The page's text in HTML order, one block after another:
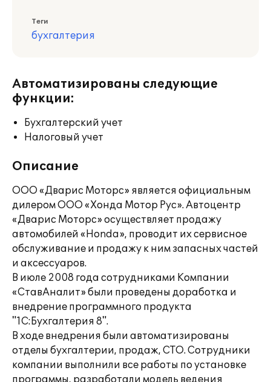
Теги
бухгалтерия
Автоматизированы следующие
функции:
Бухгалтерский учет
Налоговый учет
Описание
ООО «Дварис Моторс» является официальным
дилером ООО «Хонда Мотор Рус». Автоцентр
«Дварис Моторс» осуществляет продажу
автомобилей «Honda», проводит их сервисное
обслуживание и продажу к ним запасных частей
и аксессуаров.
В июле 2008 года сотрудниками Компании
«СтавАналит» были проведены доработка и
внедрение программного продукта
"1С:Бухгалтерия 8".
В ходе внедрения были автоматизированы
отделы бухгалтерии, продаж, СТО. Сотрудники
компании выполнили все работы по установке
программы, разработали модель ведения